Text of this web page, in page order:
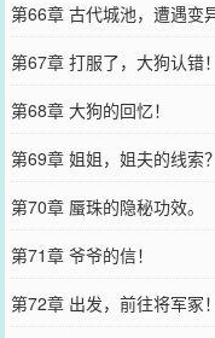
第66章 古代城池，遭遇变
第67章 打服了，大狗认错！
第68章 大狗的回忆！
第69章 姐姐，姐夫的线索
第70章 蜃珠的隐秘功效。
第71章 爷爷的信！
第72章 出发，前往将军冢！